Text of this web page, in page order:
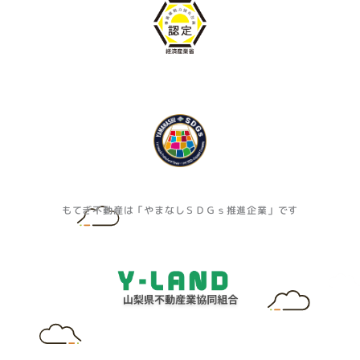
もてぎ不動産は「やまなしＳＤＧｓ推進企業」です